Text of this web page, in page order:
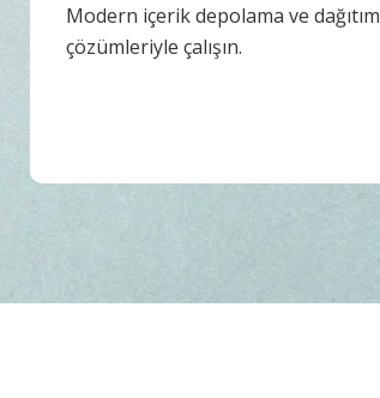
Modern içerik depolama ve dağıtım
çözümleriyle çalışın.